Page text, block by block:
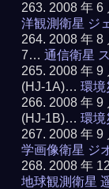
2008 年
洋観測衛星 ジ
2008 年 8
7…通信衛星
2008 年 9
(HJ-1A)…環境
2008 年 9
(HJ-1B)…環境
2008 年
学画像衛星 ジ
2008 年
地球観測衛星